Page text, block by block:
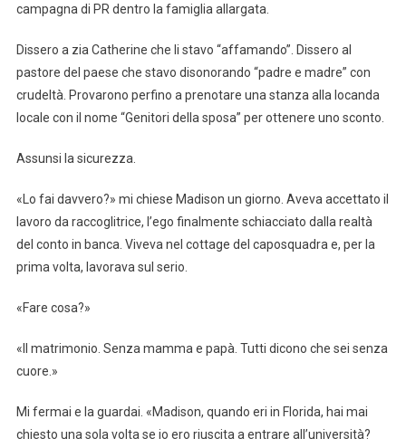
campagna di PR dentro la famiglia allargata.
Dissero a zia Catherine che li stavo “affamando”. Dissero al
pastore del paese che stavo disonorando “padre e madre” con
crudeltà. Provarono perfino a prenotare una stanza alla locanda
locale con il nome “Genitori della sposa” per ottenere uno sconto.
Assunsi la sicurezza.
«Lo fai davvero?» mi chiese Madison un giorno. Aveva accettato il
lavoro da raccoglitrice, l’ego finalmente schiacciato dalla realtà
del conto in banca. Viveva nel cottage del caposquadra e, per la
prima volta, lavorava sul serio.
«Fare cosa?»
«Il matrimonio. Senza mamma e papà. Tutti dicono che sei senza
cuore.»
Mi fermai e la guardai. «Madison, quando eri in Florida, hai mai
chiesto una sola volta se io ero riuscita a entrare all’università?